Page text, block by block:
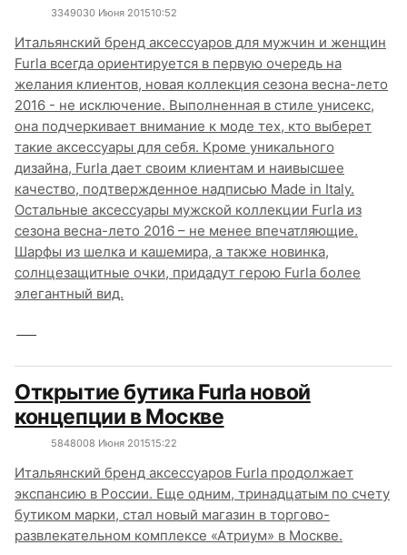
3349030 Июня 201510:52
Итальянский бренд аксессуаров для мужчин и женщин
Furla всегда ориентируется в первую очередь на
желания клиентов, новая коллекция сезона весна-лето
2016 - не исключение. Выполненная в стиле унисекс,
она подчеркивает внимание к моде тех, кто выберет
такие аксессуары для себя. Кроме уникального
дизайна, Furla дает своим клиентам и наивысшее
качество, подтвержденное надписью Made in Italy.
Остальные аксессуары мужской коллекции Furla из
сезона весна-лето 2016 – не менее впечатляющие.
Шарфы из шелка и кашемира, а также новинка,
солнцезащитные очки, придадут герою Furla более
элегантный вид.
Открытие бутика Furla новой
концепции в Москве
5848008 Июня 201515:22
Итальянский бренд аксессуаров Furla продолжает
экспансию в России. Еще одним, тринадцатым по счету
бутиком марки, стал новый магазин в торгово-
развлекательном комплексе «Атриум» в Москве.